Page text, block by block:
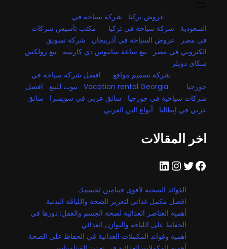
عروض تركيا
شركة سياحة في
السعودية
شركة سياحة في تركيا
مكتب تأسيس شركات
في مصر
عروض السياحة في أذربيجان
شركة تسويق
الكتروني في مصر
بيع ساعة سانتوس دي كارتييه
بيع رولكس
سكاي دويلر
شركة تصميم مواقع
افضل شركة سياحة في
جورجيا
Vacation rental Georgia بيوت للبيع
افضل
شركات سياحية في جورجيا
سائق عربي في سويسرا
سائق
عربي في إيطاليا
أنواع البن العربي
اخر المقالات
فيسبوك تويتر إنستجرام لينكد إن
الفوائد الصحية لأقوى فيتامين لجسمك
افضل مكمل غذائي لتعزيز الصحة واللياقة البدنية
أهمية العناصر الغذائية لصحة الجسم والعقل: دورها في
الحفاظ على اللياقة والتوازن الغذائي
أهمية وفوائد المكملات الغذائية في الحفاظ على الصحة